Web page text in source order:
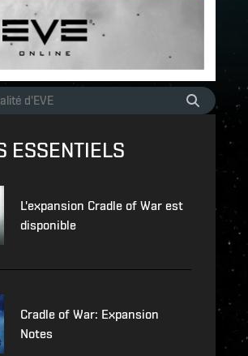
ESSENTIELS
L'expansion Cradle of War est
disponible
Cradle of War: Expansion
Notes